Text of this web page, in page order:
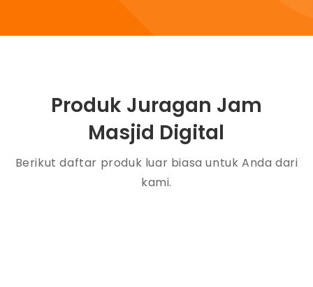
Produk Juragan Jam
Masjid Digital
Berikut daftar produk luar biasa untuk Anda dari
kami.